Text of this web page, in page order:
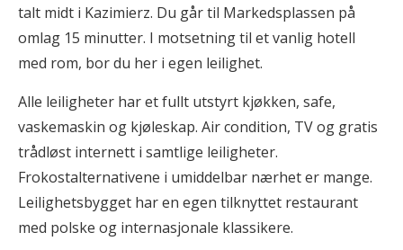
talt midt i Kazimierz. Du går til Markedsplassen på
omlag 15 minutter. I motsetning til et vanlig hotell
med rom, bor du her i egen leilighet.
Alle leiligheter har et fullt utstyrt kjøkken, safe,
vaskemaskin og kjøleskap. Air condition, TV og gratis
trådløst internett i samtlige leiligheter.
Frokostalternativene i umiddelbar nærhet er mange.
Leilighetsbygget har en egen tilknyttet restaurant
med polske og internasjonale klassikere.